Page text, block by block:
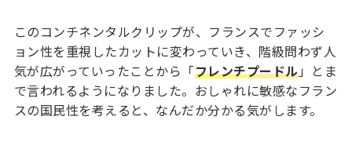
このコンチネンタルクリップが、フランスでファッシ
ョン性を重視したカットに変わっていき、階級問わず人
気が広がっていったことから「フレンチプードル」とま
で言われるようになりました。おしゃれに敏感なフラン
スの国民性を考えると、なんだか分かる気がします。